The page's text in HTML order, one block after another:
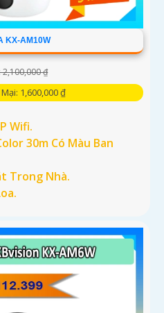
KX-AM10W
2,100,000 ₫
1,600,000 ₫
Wifi.
30m Có Màu Ban
Trong Nhà.